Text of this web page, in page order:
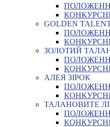
GOLDEN
ЗОЛОТИЙ
АЛЕЯ ЗІРОК
ТАЛАНОВИТЕ